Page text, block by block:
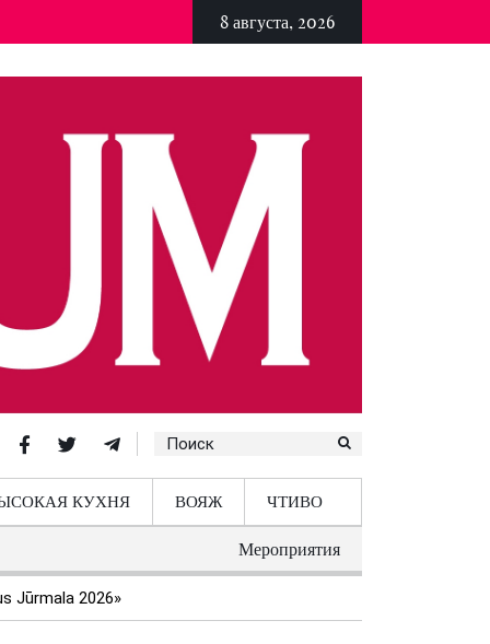
8 августа, 2026
КУХНЯ ВОЯЖ ЧТИВО
Мероприятия
Jūrmala 2026»